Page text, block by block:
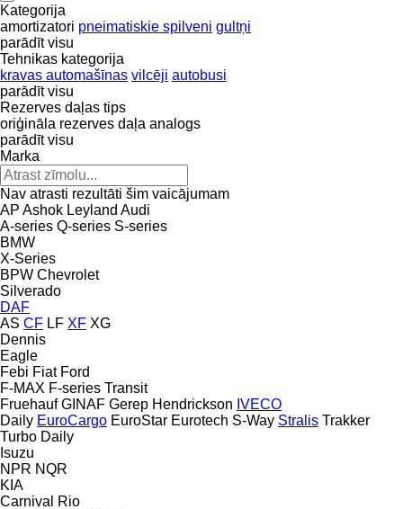
Kategorija
amortizatori pneimatiskie spilveni gultņi
parādīt visu
Tehnikas kategorija
kravas automašīnas vilcēji autobusi
parādīt visu
Rezerves daļas tips
oriģināla rezerves daļa analogs
parādīt visu
Marka
Nav atrasti rezultāti šim vaicājumam
AP Ashok Leyland Audi
A-series Q-series S-series
BMW
X-Series
BPW Chevrolet
Silverado
DAF
AS CF LF XF XG
Dennis
Eagle
Febi Fiat Ford
F-MAX F-series Transit
Fruehauf GINAF Gerep Hendrickson IVECO
Daily EuroCargo EuroStar Eurotech S-Way Stralis Trakker
Turbo Daily
Isuzu
NPR NQR
KIA
Carnival
Rio